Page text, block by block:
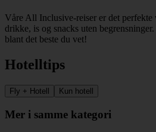
Våre All Inclusive-reiser er det
drikke, is og snacks uten
blant det beste du vet!
Hotelltips
Fly + Hotell Kun hotell
Mer i samme kategori